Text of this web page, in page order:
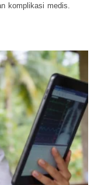
komplikasi medis.